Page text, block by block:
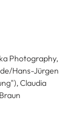
Photography,
Hans-Jürgen
Claudia